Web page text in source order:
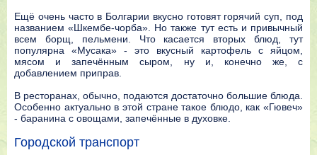
Ещё очень часто в Болгарии вкусно готовят горячий суп, под
названием «Шкембе-чорба». Но также тут есть и привычный
всем борщ, пельмени. Что касается вторых блюд, тут
популярна «Мусака» - это вкусный картофель с яйцом,
мясом и запечённым сыром, ну и, конечно же, с
добавлением приправ.
В ресторанах, обычно, подаются достаточно большие блюда.
Особенно актуально в этой стране такое блюдо, как «Гювеч»
- баранина с овощами, запечённые в духовке.
Городской транспорт